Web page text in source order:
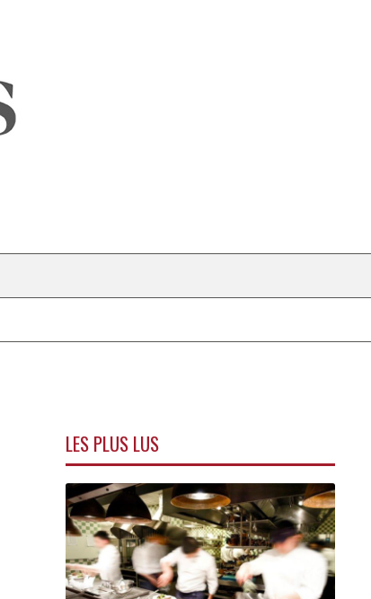
LES PLUS LUS